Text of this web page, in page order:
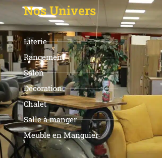
Nos Univers
Literie
Rangement
Salon
Décoration
Chalet
Salle à manger
Meuble en Manguier